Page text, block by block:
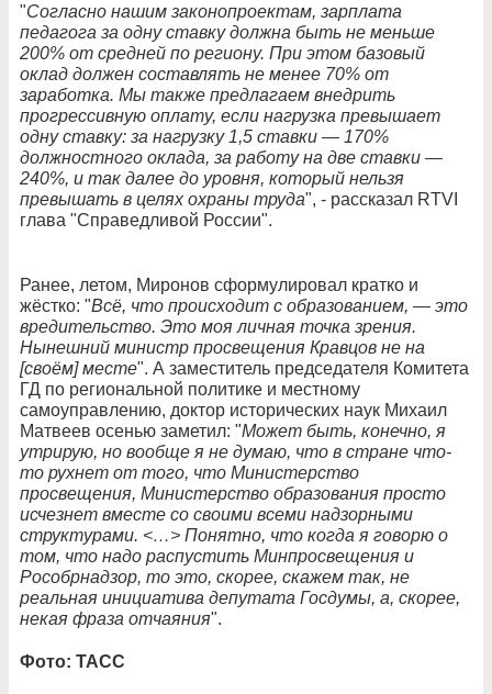
"Согласно нашим законопроектам, зарплата
педагога за одну ставку должна быть не меньше
200% от средней по региону. При этом базовый
оклад должен составлять не менее 70% от
заработка. Мы также предлагаем внедрить
прогрессивную оплату, если нагрузка превышает
одну ставку: за нагрузку 1,5 ставки — 170%
должностного оклада, за работу на две ставки —
240%, и так далее до уровня, который нельзя
превышать в целях охраны труда", - рассказал RTVI
глава "Справедливой России".
Ранее, летом, Миронов сформулировал кратко и
жёстко: "Всё, что происходит с образованием, — это
вредительство. Это моя личная точка зрения.
Нынешний министр просвещения Кравцов не на
[своём] месте". А заместитель председателя Комитета
ГД по региональной политике и местному
самоуправлению, доктор исторических наук Михаил
Матвеев осенью заметил: "Может быть, конечно, я
утрирую, но вообще я не думаю, что в стране что-
то рухнет от того, что Министерство
просвещения, Министерство образования просто
исчезнет вместе со своими всеми надзорными
структурами. <…> Понятно, что когда я говорю о
том, что надо распустить Минпросвещения и
Рособрнадзор, то это, скорее, скажем так, не
реальная инициатива депутата Госдумы, а, скорее,
некая фраза отчаяния".
Фото: ТАСС